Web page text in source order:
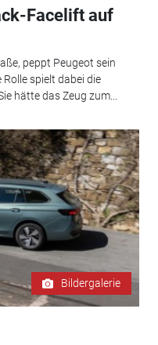
Facelift auf
peppt Peugeot sein
spielt dabei die
hätte das Zeug zum...
Bildergalerie